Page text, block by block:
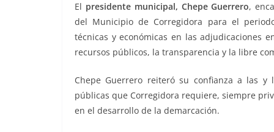
El presidente municipal, Chepe Guerrero,
del Municipio de Corregidora para el
técnicas y económicas en las adjudicaciones
recursos públicos, la transparencia y la libre
Chepe Guerrero reiteró su confianza a las
públicas que Corregidora requiere, siempre
en el desarrollo de la demarcación.